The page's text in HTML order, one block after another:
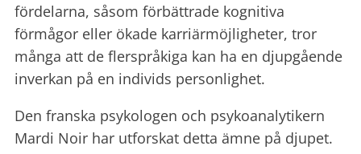
fördelarna, såsom förbättrade kognitiva
förmågor eller ökade karriärmöjligheter, tror
många att de flerspråkiga kan ha en djupgående
inverkan på en individs personlighet.
Den franska psykologen och psykoanalytikern
Mardi Noir har utforskat detta ämne på djupet.